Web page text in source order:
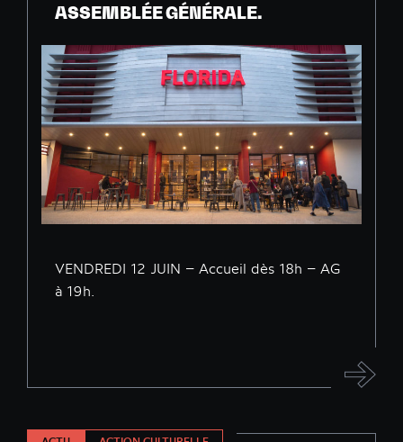
ASSEMBLÉE GÉNÉRALE.
VENDREDI 12 JUIN – Accueil dès 18h – AG
à 19h.